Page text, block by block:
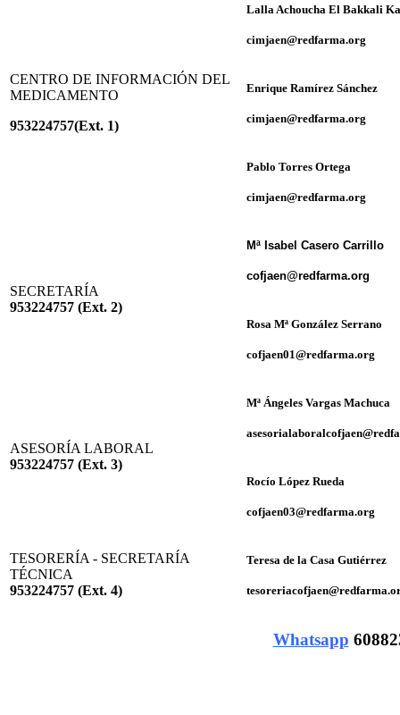
CENTRO DE INFORMACIÓN DEL
MEDICAMENTO
953224757(Ext. 1)
Lalla Achoucha El Bakkali
cimjaen@redfarma.org
Enrique Ramírez Sánchez
cimjaen@redfarma.org
Pablo Torres Ortega
cimjaen@redfarma.org
SECRETARÍA
953224757 (Ext. 2)
Mª Isabel Casero Carrillo
cofjaen@redfarma.org
Rosa Mª González Serrano
cofjaen01@redfarma.org
ASESORÍA LABORAL
953224757 (Ext. 3)
Mª Ángeles Vargas Machuca
Rocío López Rueda
cofjaen03@redfarma.org
TESORERÍA - SECRETARÍA
TÉCNICA
953224757 (Ext. 4)
Teresa de la Casa Gutiérrez
Whatsapp